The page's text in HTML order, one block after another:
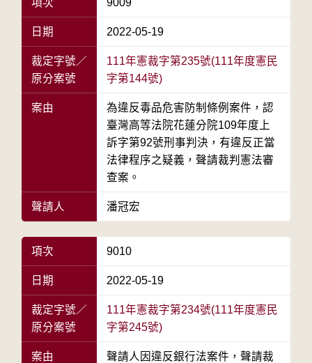
項次 9009
日期 2022-05-19
裁定字號／
原分案號
111年憲裁字第235號(111年度憲民
字第144號)
案由
為違反毒品危害防制條例案件，認
臺灣高等法院花蓮分院109年度上
訴字第92號刑事判決，有違反正當
法律程序之疑義，聲請裁判憲法審
查案。
聲請人 潘冠宏
項次 9010
日期 2022-05-19
裁定字號／
原分案號
111年憲裁字第234號(111年度憲民
字第245號)
案由
聲請人因違反銀行法案件，聲請裁